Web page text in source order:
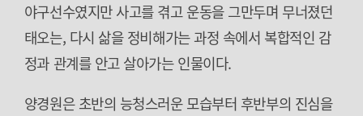
야구선수였지만 사고를 겪고 운동을 그만두며 무너졌던
태오는, 다시 삶을 정비해가는 과정 속에서 복합적인 감
정과 관계를 안고 살아가는 인물이다.
양경원은 초반의 능청스러운 모습부터 후반부의 진심을